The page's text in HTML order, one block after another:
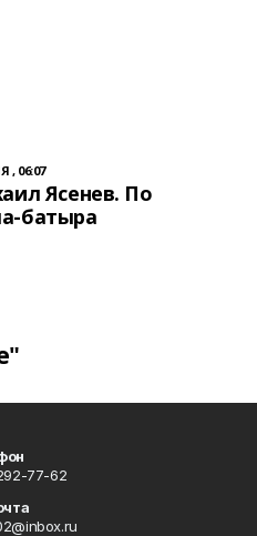
, 06:07
Ясенев. По
батыра
77-62